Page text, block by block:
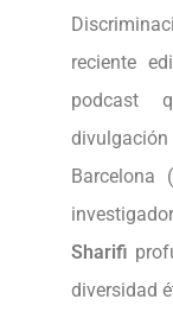
reciente
podcast
Barcelona
Sharifi
diversidad